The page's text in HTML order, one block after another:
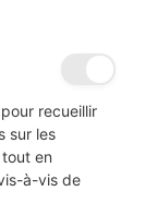
recueillir
sur les
en
à-vis de